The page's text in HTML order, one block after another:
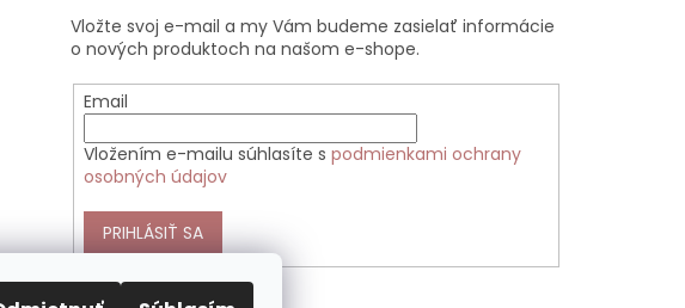
Vložte svoj e-mail a my Vám budeme zasielať informácie
o nových produktoch na našom e-shope.
Email
Vložením e-mailu súhlasíte spodmienkami ochrany
osobných údajov
PRIHLÁSIŤ SA